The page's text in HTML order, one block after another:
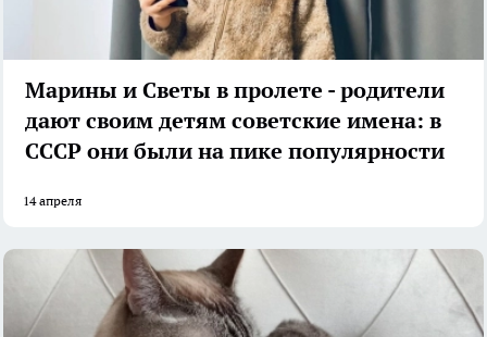
Марины и Светы в пролете - родители
дают своим детям советские имена: в
СССР они были на пике популярности
14 апреля